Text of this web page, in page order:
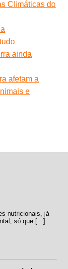
Climáticas do
ainda
afetam a
e
nutricionais, já
só que [...]